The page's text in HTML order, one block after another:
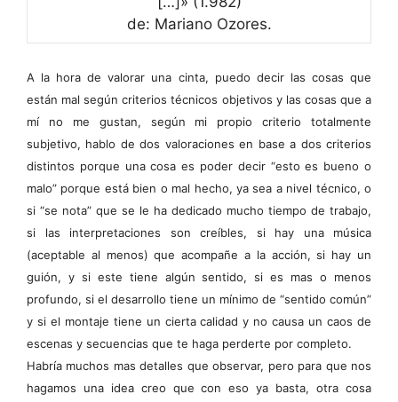
de: Mariano Ozores.
A la hora de valorar una cinta, puedo decir las cosas que
están mal según criterios técnicos objetivos y las cosas que a
mí no me gustan, según mi propio criterio totalmente
subjetivo, hablo de dos valoraciones en base a dos criterios
distintos porque una cosa es poder decir “esto es bueno o
malo” porque está bien o mal hecho, ya sea a nivel técnico, o
si “se nota” que se le ha dedicado mucho tiempo de trabajo,
si las interpretaciones son creíbles, si hay una música
(aceptable al menos) que acompañe a la acción, si hay un
guión, y si este tiene algún sentido, si es mas o menos
profundo, si el desarrollo tiene un mínimo de “sentido común”
y si el montaje tiene un cierta calidad y no causa un caos de
escenas y secuencias que te haga perderte por completo.
Habría muchos mas detalles que observar, pero para que nos
hagamos una idea creo que con eso ya basta, otra cosa